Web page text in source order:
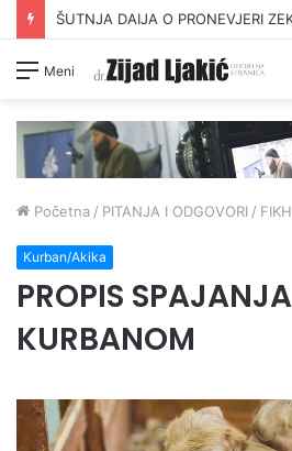
ŠUTNJA DAIJA O PRONEVJERI
Meni
Početna / PITANJA I ODGOVORI / FIKH
Kurban/Akika
PROPIS
KURBANOM